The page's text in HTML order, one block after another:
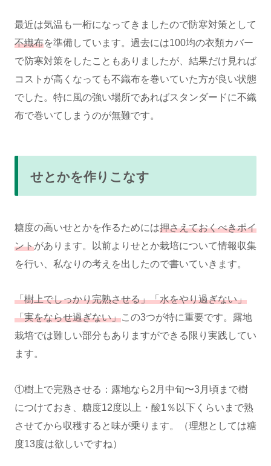
最近は気温も一桁になってきましたので防寒対策として
不織布を準備しています。過去には100均の衣類カバー
で防寒対策をしたこともありましたが、結果だけ見れば
コストが高くなっても不織布を巻いていた方が良い状態
でした。特に風の強い場所であればスタンダードに不織
布で巻いてしまうのが無難です。
せとかを作りこなす
糖度の高いせとかを作るためには押さえておくべきポイ
ントがあります。以前よりせとか栽培について情報収集
を行い、私なりの考えを出したので書いていきます。
「樹上でしっかり完熟させる」「水をやり過ぎない」
「実をならせ過ぎない」この3つが特に重要です。露地
栽培では難しい部分もありますができる限り実践してい
ます。
①樹上で完熟させる：露地なら2月中旬〜3月頃まで樹
につけておき、糖度12度以上・酸1％以下くらいまで熟
させてから収穫すると味が乗ります。（理想としては糖
度13度は欲しいですね）